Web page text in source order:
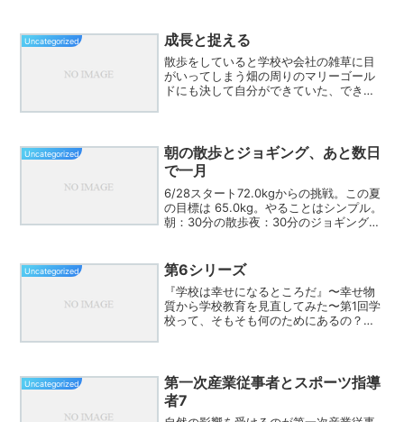
せないでいます。そして何より、「子ど
もと一緒に入る場所」であ...
Uncategorized 成長と捉える
散歩をしていると学校や会社の雑草に目
がいってしまう畑の周りのマリーゴール
ドにも決して自分ができていた、できて
Uncategorized
朝の散歩とジョギング、あと数日
で一月
6/28スタート72.0kgからの挑戦。この夏
の目標は 65.0kg。やることはシンプル。
朝：30分の散歩夜：30分のジョギング
けた。・間食も減らした。だけど――な
かなか...
Uncategorized 第6シリーズ
『学校は幸せになるところだ』〜幸せ物
質から学校教育を見直してみた〜第1回学
校って、そもそも何のためにあるの？〜
題児」なんて、本当...
Uncategorized
第一次産業従事者とスポーツ指導
者7